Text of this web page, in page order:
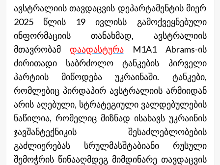
ავსტრალიის თავდაცვის დეპარტამენტის მიერ
2025 წლის 19 ივლისს გამოქვეყნებული
ინფორმაციის თანახმად, ავსტრალიის
მთავრობამ დაადასტურაM1A1 Abrams-ის
ძირითადი საბრძოლო ტანკების პირველი
პარტიის მიწოდება უკრაინაში. ტანკები,
რომლებიც პირდაპირ ავსტრალიის არმიიდან
არის აღებული, სტრატეგიული ვალდებულების
ნაწილია, რომელიც მიზნად ისახავს უკრაინის
ჯავშანტექნიკის შესაძლებლობების
გაძლიერებას სრულმასშტაბიანი რუსული
შემოჭრის წინააღმდეგ მიმდინარე თავდაცვის